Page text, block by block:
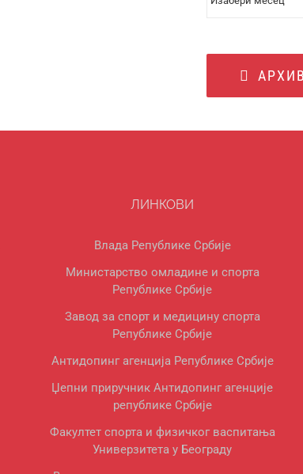
ВЕСТИ
ЛИНКОВИ
Влада Републике Србије
Министарство омладине и спорта
Републике Србије
Завод за спорт и медицину спорта
Републике Србије
Антидопинг агенција Републике Србије
Џепни приручник Антидопинг агенције
републике Србије
Факултет спорта и физичког васпитања
Универзитета у Београду